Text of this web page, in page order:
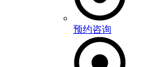
预约咨询